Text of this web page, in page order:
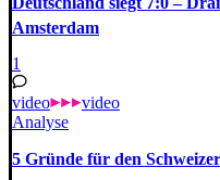
Amsterdam
1
video
video
Analyse
5 Gründe für den